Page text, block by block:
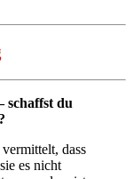
schaffst du
dass
es nicht